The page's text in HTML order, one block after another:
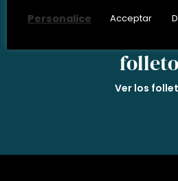
Ver los
Personalice
Acceptar